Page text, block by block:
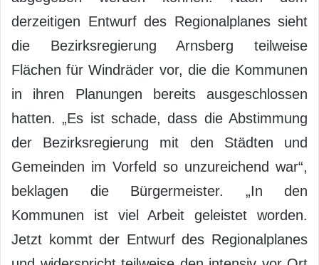
derzeitigen Entwurf des Regionalplanes sieht
die Bezirksregierung Arnsberg teilweise
Flächen für Windräder vor, die die Kommunen
in ihren Planungen bereits ausgeschlossen
hatten. „Es ist schade, dass die Abstimmung
der Bezirksregierung mit den Städten und
Gemeinden im Vorfeld so unzureichend war“,
beklagen die Bürgermeister. „In den
Kommunen ist viel Arbeit geleistet worden.
Jetzt kommt der Entwurf des Regionalplanes